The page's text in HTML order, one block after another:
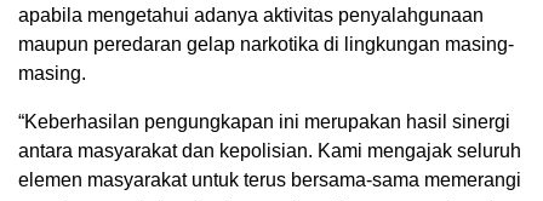
apabila mengetahui adanya aktivitas penyalahgunaan
maupun peredaran gelap narkotika di lingkungan masing-
masing.
“Keberhasilan pengungkapan ini merupakan hasil sinergi
antara masyarakat dan kepolisian. Kami mengajak seluruh
elemen masyarakat untuk terus bersama-sama memerangi